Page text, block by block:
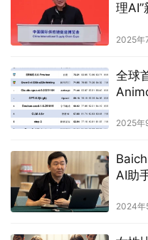
理AI”
2025年
全球
2025年
AI助
2024年